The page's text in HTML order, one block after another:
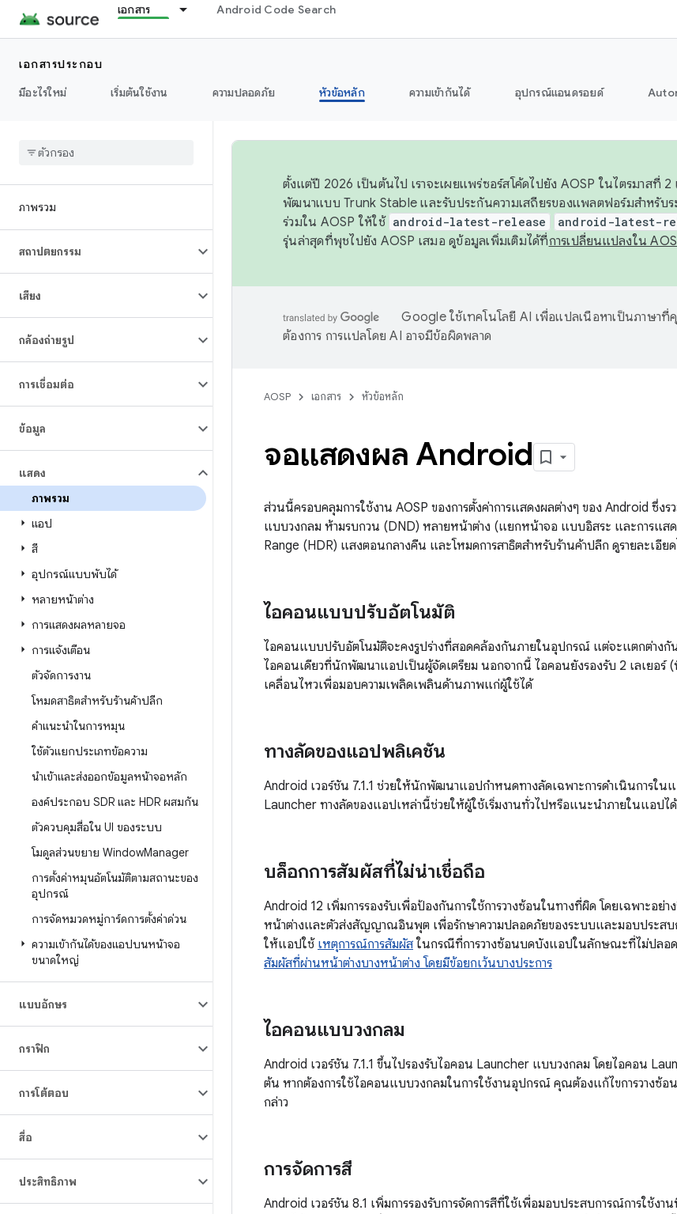
เอกสาร Android Code Search
เอกสารประกอบ
มีอะไรใหม่
เริ่มต้นใช้งาน ความปลอดภัย หัวข้อหลัก ความเข้ากันได้ อุปกรณ์แอนดรอยด์
ภาพรวม
สถาปัตยกรรม
เสียง
กล้องถ่ายรูป
การเชื่อมต่อ
ข้อมูล
แสดง
ภาพรวม
แอป
สี
อุปกรณ์แบบพับได้
หลายหน้าต่าง
การแสดงผลหลายจอ
การแจ้งเตือน
ตัวจัดการงาน
โหมดสาธิตสำหรับร้านค้าปลีก
คำแนะนำในการหมุน
ใช้ตัวแยกประเภทข้อความ
นำเข้าและส่งออกข้อมูลหน้าจอหลัก
องค์ประกอบ SDR และ HDR ผสมกัน
ตัวควบคุมสื่อใน UI ของระบบ
โมดูลส่วนขยาย WindowManager
การตั้งค่าหมุนอัตโนมัติตามสถานะของ
อุปกรณ์
การจัดหมวดหมู่การ์ดการตั้งค่าด่วน
ความเข้ากันได้ของแอปบนหน้าจอ
ขนาดใหญ่
แบบอักษร
กราฟิก
การโต้ตอบ
สื่อ
ประสิทธิภาพ
ตั้งแต่ปี 2026 เป็นต้นไป เราจะเผยแพร่ซอร์สโค้ดไปยัง AOSP ในไตรมาสที่
พัฒนาแบบ Trunk Stable และรับประกันความเสถียรของแพลตฟอร์มสำหรับร
ร่วมใน AOSP ให้ใช้ android-latest-release android-latest-
รุ่นล่าสุดที่พุชไปยัง AOSP เสมอ ดูข้อมูลเพิ่มเติมได้ที่การเปลี่ยนแปลงใน
Google ใช้เทคโนโลยี AI เพื่อแปลเนื้อหาเป็นภาษา
ต้องการ การแปลโดย AI อาจมีข้อผิดพลาด
AOSP เอกสาร หัวข้อหลัก
จอแสดงผล Android
ส่วนนี้ครอบคลุมการใช้งาน AOSP ของการตั้งค่าการแสดงผลต่างๆ ของ Android ซึ่
แบบวงกลม ห้ามรบกวน (DND) หลายหน้าต่าง (แยกหน้าจอ แบบอิสระ และการแส
Range (HDR) แสงตอนกลางคืน และโหมดการสาธิตสำหรับร้านค้าปลีก ดูรายละเอี
ไอคอนแบบปรับอัตโนมัติ
ไอคอนแบบปรับอัตโนมัติจะคงรูปร่างที่สอดคล้องกันภายในอุปกรณ์ แต่จะแตกต่าง
ไอคอนเดียวที่นักพัฒนาแอปเป็นผู้จัดเตรียม นอกจากนี้ ไอคอนยังรองรับ 2 เลเยอ
เคลื่อนไหวเพื่อมอบความเพลิดเพลินด้านภาพแก่ผู้ใช้ได้
ทางลัดของแอปพลิเคชัน
Android เวอร์ชัน 7.1.1 ช่วยให้นักพัฒนาแอปกำหนดทางลัดเฉพาะการดำเนินการใน
Launcher ทางลัดของแอปเหล่านี้ช่วยให้ผู้ใช้เริ่มงานทั่วไปหรือแนะนำภายในแอปได้
บล็อกการสัมผัสที่ไม่น่าเชื่อถือ
Android 12 เพิ่มการรองรับเพื่อป้องกันการใช้การวางซ้อนในทางที่ผิด โดยเฉพาะอย่
หน้าต่างและตัวส่งสัญญาณอินพุต เพื่อรักษาความปลอดภัยของระบบและมอบประสบ
ให้แอปใช้ เหตุการณ์การสัมผัส ในกรณีที่การวางซ้อนบดบังแอปในลักษณะที่ไม่ปลอ
สัมผัสที่ผ่านหน้าต่างบางหน้าต่าง โดยมีข้อยกเว้นบางประการ
ไอคอนแบบวงกลม
Android เวอร์ชัน 7.1.1 ขึ้นไปรองรับไอคอน Launcher แบบวงกลม โดยไอคอน
ต้น หากต้องการใช้ไอคอนแบบวงกลมในการใช้งานอุปกรณ์ คุณต้องแก้ไขการวางซ้
กล่าว
การจัดการสี
Android เวอร์ชัน 8.1 เพิ่มการรองรับการจัดการสีที่ใช้เพื่อมอบประสบการณ์การใช้ง